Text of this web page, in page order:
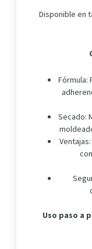
Disponible en
Fórmula:
Secado:
Uso paso a